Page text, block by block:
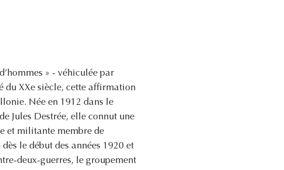
» - véhiculée par
du XXe siècle, cette affirmation
Née en 1912 dans le
Jules Destrée, elle connut une
et militante membre de
le début des années 1920 et
deux-guerres, le groupement